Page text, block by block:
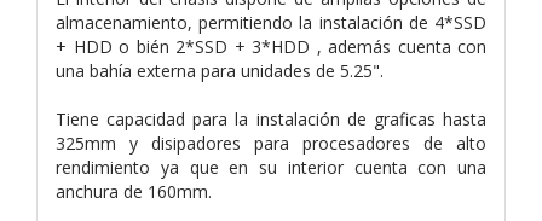
almacenamiento, permitiendo la instalación de 4*SSD
+ HDD o bién 2*SSD + 3*HDD , además cuenta con
una bahía externa para unidades de 5.25".
Tiene capacidad para la instalación de graficas hasta
325mm y disipadores para procesadores de alto
rendimiento ya que en su interior cuenta con una
anchura de 160mm.